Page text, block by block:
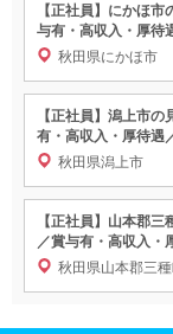
【正社員】にかほ
与有・高収入・厚待
秋田県にかほ市
【正社員】潟上市
有・高収入・厚待遇
秋田県潟上市
【正社員】山本郡
／賞与有・高収入・
秋田県山本郡三